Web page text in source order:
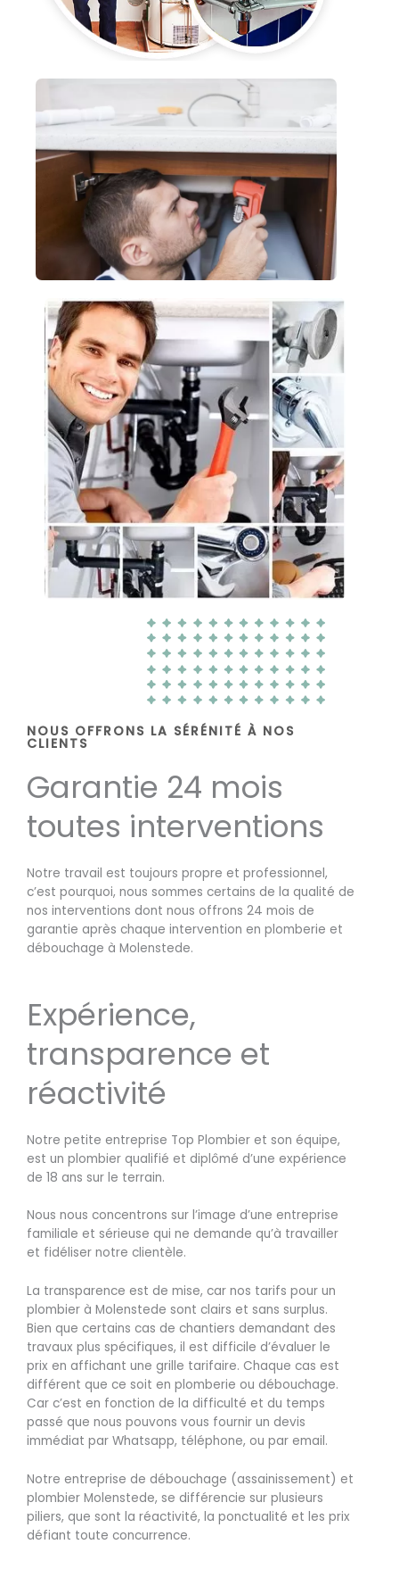
NOUS OFFRONS LA SÉRÉNITÉ À NOS
CLIENTS
Garantie 24 mois
toutes interventions
Notre travail est toujours propre et professionnel,
c’est pourquoi, nous sommes certains de la qualité de
nos interventions dont nous offrons 24 mois de
garantie après chaque intervention en plomberie et
débouchage à Molenstede.
Expérience,
transparence et
réactivité
Notre petite entreprise Top Plombier et son équipe,
est un plombier qualifié et diplômé d’une expérience
de 18 ans sur le terrain.
Nous nous concentrons sur l’image d’une entreprise
familiale et sérieuse qui ne demande qu’à travailler
et fidéliser notre clientèle.
La transparence est de mise, car nos tarifs pour un
plombier à Molenstede sont clairs et sans surplus.
Bien que certains cas de chantiers demandant des
travaux plus spécifiques, il est difficile d’évaluer le
prix en affichant une grille tarifaire. Chaque cas est
différent que ce soit en plomberie ou débouchage.
Car c’est en fonction de la difficulté et du temps
passé que nous pouvons vous fournir un devis
immédiat par Whatsapp, téléphone, ou par email.
Notre entreprise de débouchage (assainissement) et
plombier Molenstede, se différencie sur plusieurs
piliers, que sont la réactivité, la ponctualité et les prix
défiant toute concurrence.